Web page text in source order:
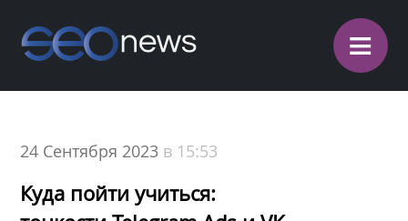
≡
24 Сентября 2023 в 15:53
Куда пойти учиться: